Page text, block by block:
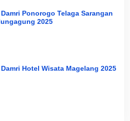
Ponorogo Telaga Sarangan
2025
Hotel Wisata Magelang 2025